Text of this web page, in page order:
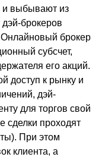
и выбывают из
брокеров
Онлайновый брокер
субсчет,
его акций.
доступ к рынку и
дэй-
для торгов свой
сделки проходят
При этом
клиента, а